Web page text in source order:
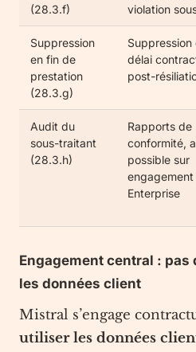
(28.3.f)
violation
Suppression
en fin de
prestation
(28.3.g)
Suppression
délai
post-
Audit du
sous-traitant
(28.3.h)
Rapports de
conformité,
possible sur
engagement
Enterprise
Engagement central : pas
les données client
Mistral s’engage
utiliser les données